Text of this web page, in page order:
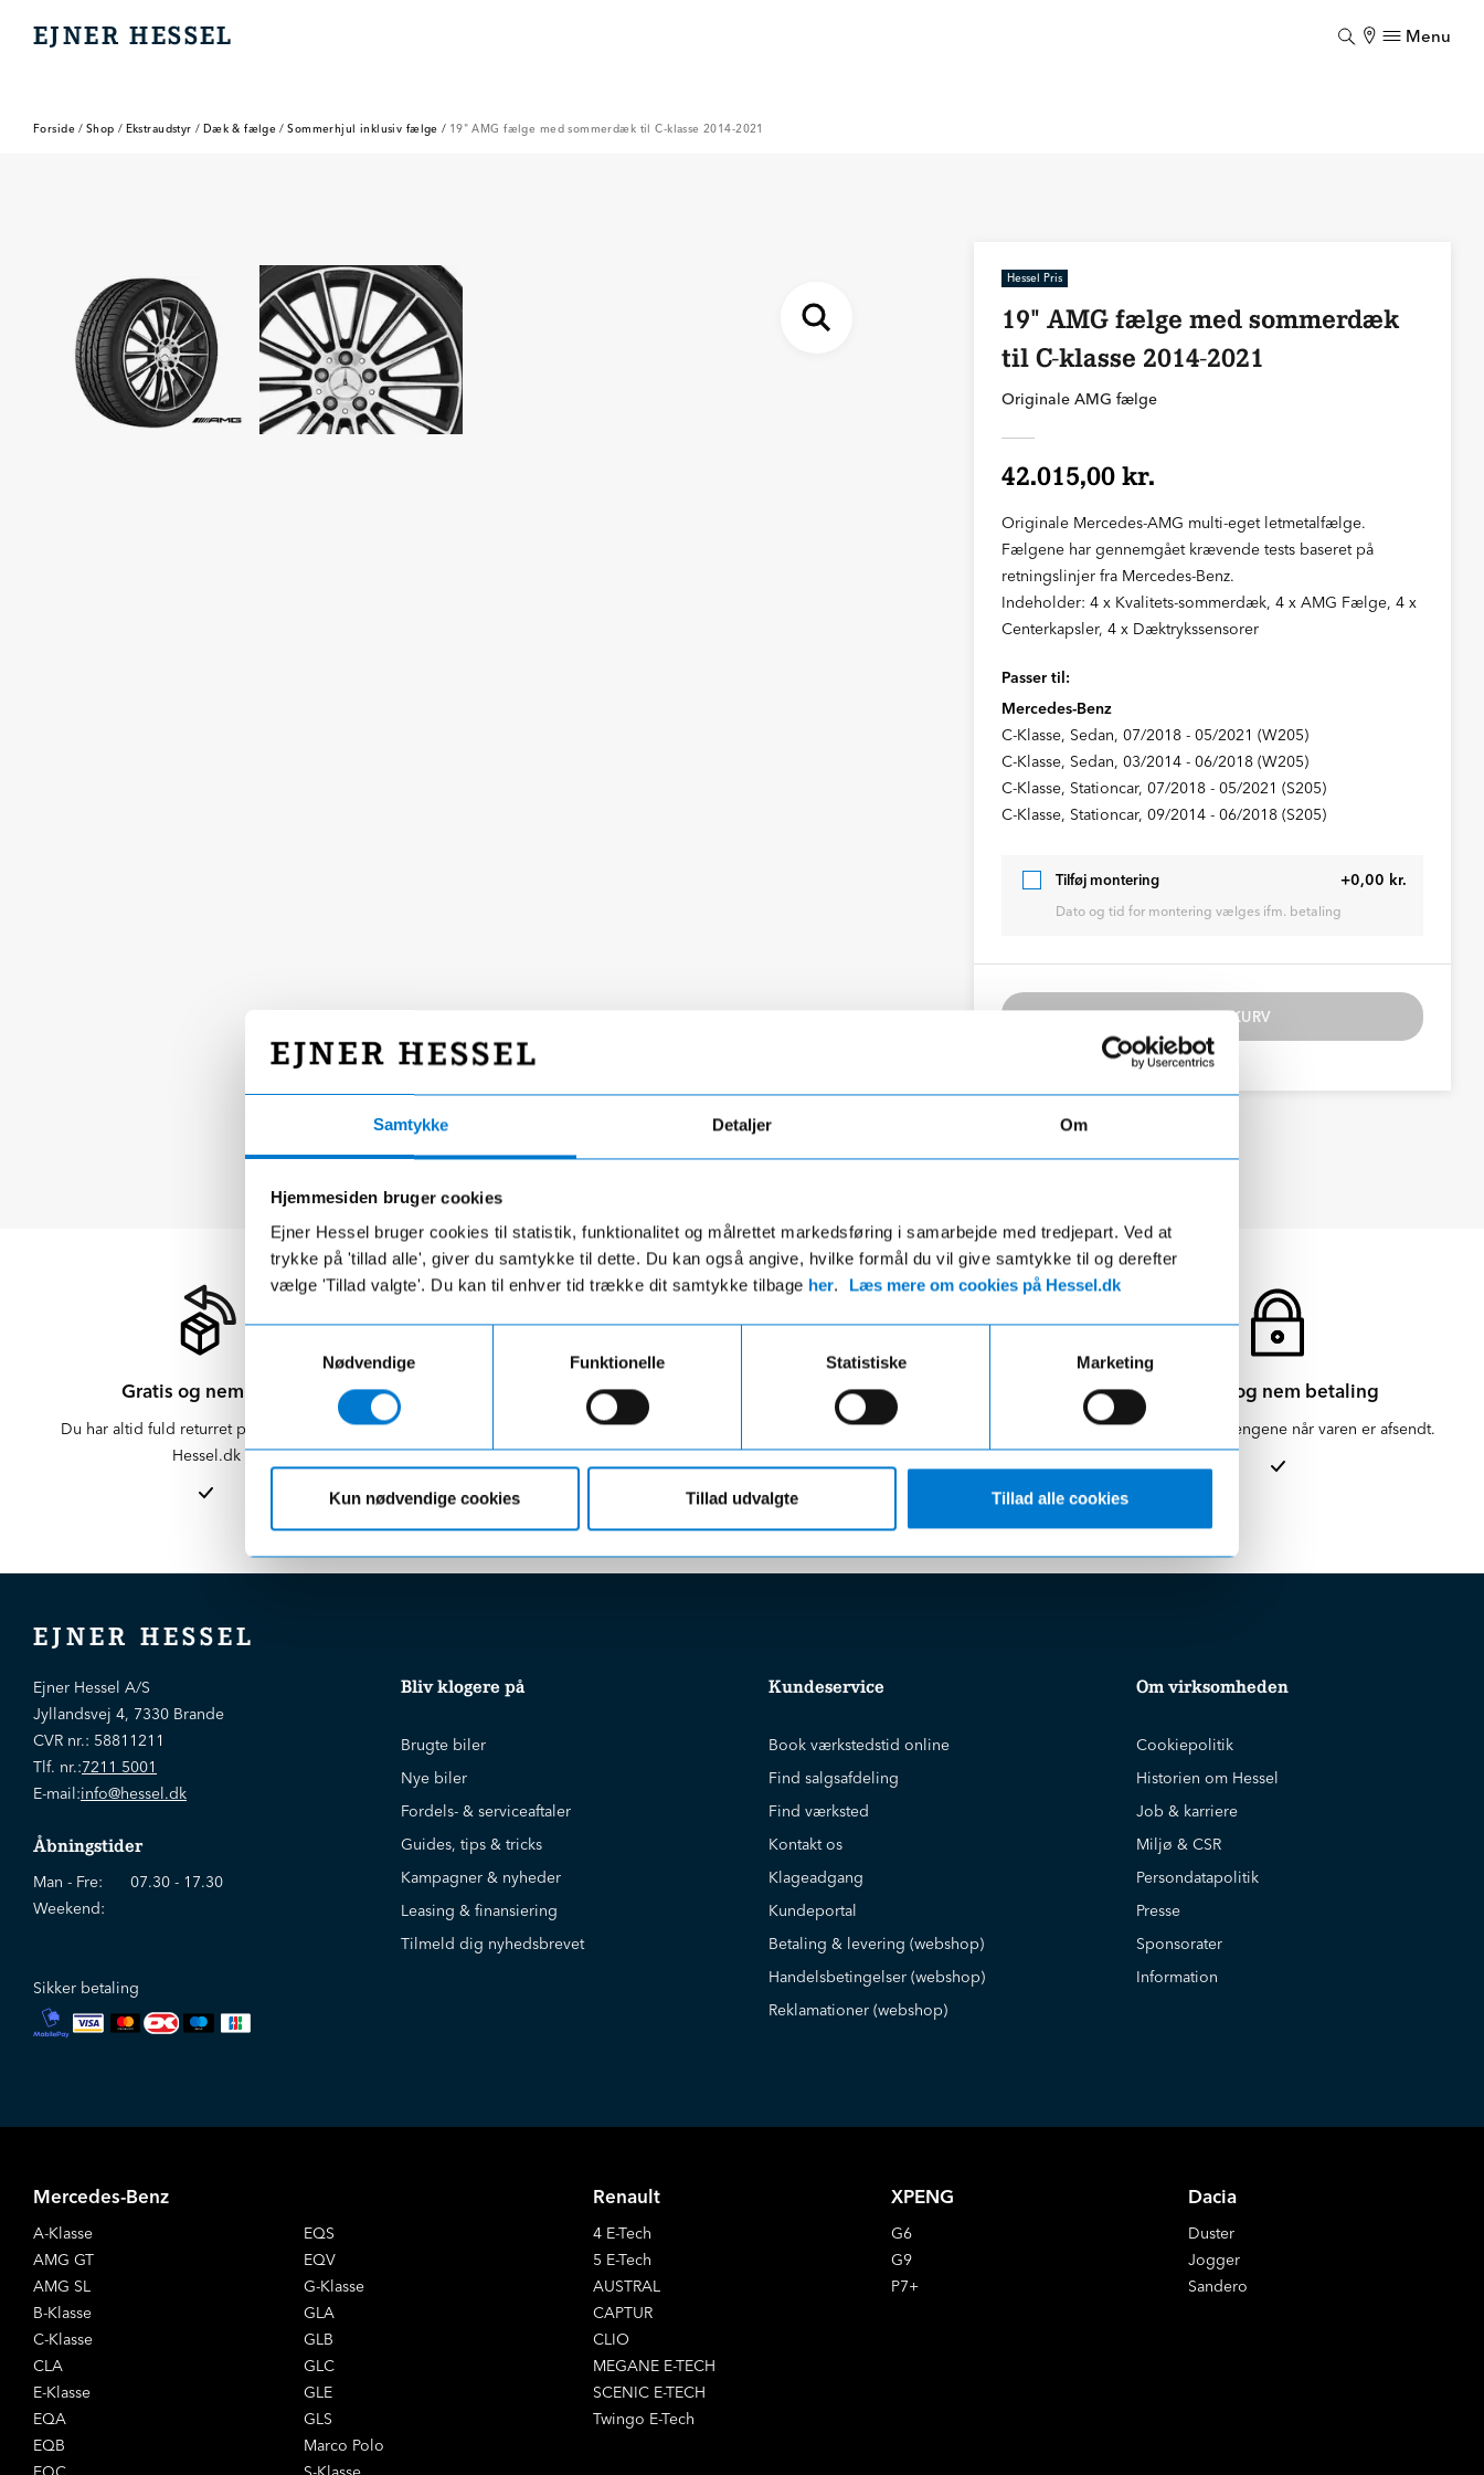
Samtykke Detaljer Om
Hjemmesiden bruger cookies
Ejner Hessel bruger cookies til statistik, funktionalitet og målrettet markedsføring i samarbejde med tredjepart. Ved at
trykke på 'tillad alle', giver du samtykke til dette. Du kan også angive, hvilke formål du vil give samtykke til og derefter
vælge 'Tillad valgte'. Du kan til enhver tid trække dit samtykke tilbage her. Læs mere om cookies på Hessel.dk
Nødvendige
Funktionelle Statistiske Marketing
Kun nødvendige cookies Tillad udvalgte Tillad alle cookies
EJNER HESSEL Menu
Forside / Shop / Ekstraudstyr / Dæk & fælge / Sommerhjul inklusiv fælge / 19" AMG fælge med sommerdæk til C-klasse 2014-2021
Hessel Pris
19" AMG fælge med sommerdæk
til C-klasse 2014-2021
Originale AMG fælge
42.015,00 kr.
Originale Mercedes-AMG multi-eget letmetalfælge.
Fælgene har gennemgået krævende tests baseret på
retningslinjer fra Mercedes-Benz.
Indeholder: 4 x Kvalitets-sommerdæk, 4 x AMG Fælge, 4 x
Centerkapsler, 4 x Dæktrykssensorer
Passer til:
Mercedes-Benz
C-Klasse, Sedan, 07/2018 - 05/2021 (W205)
C-Klasse, Sedan, 03/2014 - 06/2018 (W205)
C-Klasse, Stationcar, 07/2018 - 05/2021 (S205)
C-Klasse, Stationcar, 09/2014 - 06/2018 (S205)
Tilføj montering +0,00 kr.
Dato og tid for montering vælges ifm. betaling
TILFØJ TIL KURV
Se datablad
Gratis og nem retur
Du har altid fuld returret på varer købt på
Hessel.dk
Fri fragt
Der er altid fri fragt på ordre over 599,- og der
er altid gratis afhentning i en af vores
Hurtig levering
VI leverer de fleste varer inden for 1-3
hverdage
Sikker og nem betaling
Vi hæver først pengene når varen er afsendt.
EJNER HESSEL
Ejner Hessel A/S
Jyllandsvej 4, 7330 Brande
CVR nr.: 58811211
Tlf. nr.:7211 5001
E-mail:info@hessel.dk
Åbningstider
Man - Fre:
07.30 - 17.30
Weekend:
Sikker betaling
Bliv klogere på
Brugte biler
Nye biler
Fordels- & serviceaftaler
Guides, tips & tricks
Kampagner & nyheder
Leasing & finansiering
Tilmeld dig nyhedsbrevet
Kundeservice
Book værkstedstid online
Find salgsafdeling
Find værksted
Kontakt os
Klageadgang
Kundeportal
Betaling & levering (webshop)
Handelsbetingelser (webshop)
Reklamationer (webshop)
Om virksomheden
Cookiepolitik
Historien om Hessel
Job & karriere
Miljø & CSR
Persondatapolitik
Presse
Sponsorater
Information
Mercedes-Benz
A-Klasse
AMG GT
AMG SL
B-Klasse
C-Klasse
CLA
E-Klasse
EQA
EQB
EQS
EQV
G-Klasse
GLA
GLB
GLC
GLE
GLS
Marco Polo
Renault
4 E-Tech
5 E-Tech
AUSTRAL
CAPTUR
CLIO
MEGANE E-TECH
SCENIC E-TECH
Twingo E-Tech
XPENG
G6
G9
P7+
Dacia
Duster
Jogger
Sandero